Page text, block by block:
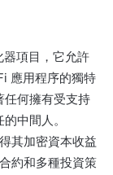
項目，它允許
應用程序的獨特
任何擁有受支持
中間人。
其加密資本收益
約和多種投資策